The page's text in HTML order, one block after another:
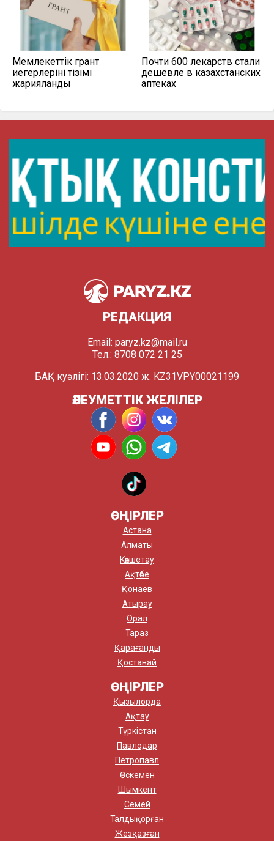
Мемлекеттік грант
иегерлерінің тізімі
жарияланды
Почти 600 лекарств стали
дешевле в казахстанских
аптеках
РЕДАКЦИЯ
Email: paryz.kz@mail.ru
Тел.: 8708 072 21 25
БАҚ куәлігі: 13.03.2020 ж. KZ31VPY00021199
ӘЛЕУМЕТТІК ЖЕЛІЛЕР
ӨҢІРЛЕР
Астана
Алматы
Көкшетау
Ақтөбе
Қонаев
Атырау
Орал
Тараз
Қарағанды
Қостанай
ӨҢІРЛЕР
Қызылорда
Ақтау
Түркістан
Павлодар
Петропавл
Өскемен
Шымкент
Семей
Талдықорған
Жезқазған